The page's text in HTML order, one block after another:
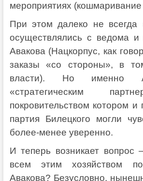
мероприятиях (кошмаривание
При этом далеко не всегда
осуществлялись с ведома
Авакова (Нацкорпус, как
заказы «со стороны», в
власти). Но именно
«стратегическим
покровительством котором и
партия Билецкого могли
более-менее уверенно.
И теперь возникает вопрос
всем этим хозяйством
Авакова? Безусловно,